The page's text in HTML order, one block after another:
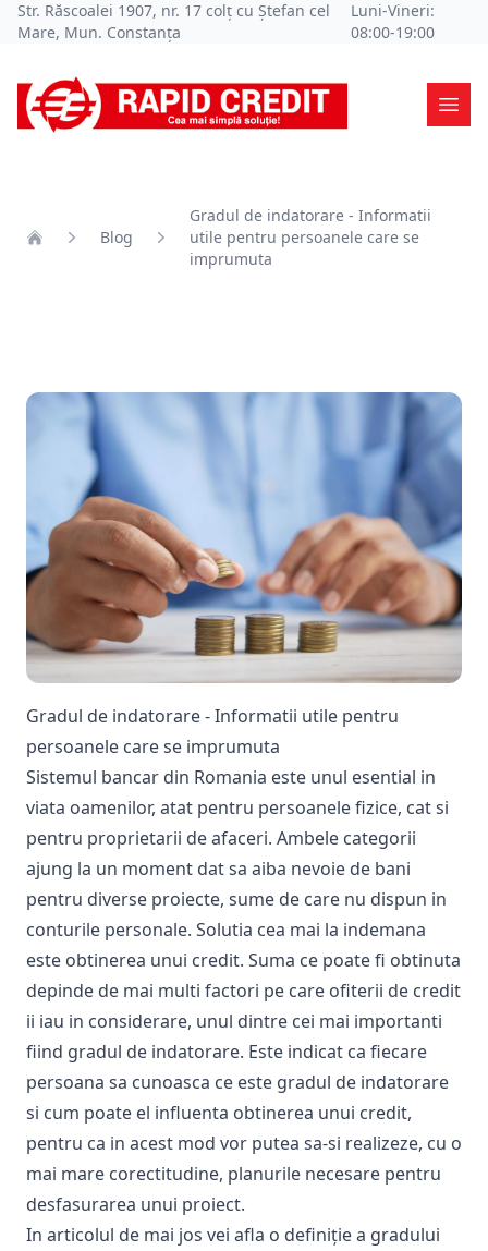
Str. Răscoalei 1907, nr. 17 colț cu Ștefan cel
Mare, Mun. Constanța
Luni-Vineri:
08:00-19:00
Blog
Gradul de indatorare - Informatii
utile pentru persoanele care se
imprumuta
Gradul de indatorare - Informatii utile pentru
persoanele care se imprumuta
Sistemul bancar din Romania este unul esential in
viata oamenilor, atat pentru persoanele fizice, cat si
pentru proprietarii de afaceri. Ambele categorii
ajung la un moment dat sa aiba nevoie de bani
pentru diverse proiecte, sume de care nu dispun in
conturile personale. Solutia cea mai la indemana
este obtinerea unui credit. Suma ce poate fi obtinuta
depinde de mai multi factori pe care ofiterii de credit
ii iau in considerare, unul dintre cei mai importanti
fiind gradul de indatorare. Este indicat ca fiecare
persoana sa cunoasca ce este gradul de indatorare
si cum poate el influenta obtinerea unui credit,
pentru ca in acest mod vor putea sa-si realizeze, cu o
mai mare corectitudine, planurile necesare pentru
desfasurarea unui proiect.
In articolul de mai jos vei afla o definiție a gradului